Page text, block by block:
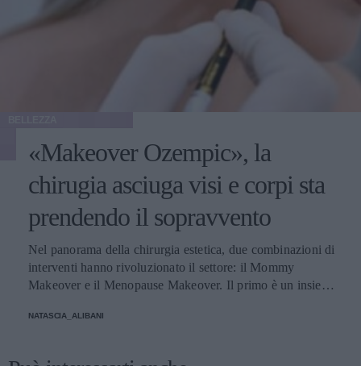
«Makeover Ozempic», la
chirugia asciuga visi e corpi sta
prendendo il sopravvento
Nel panorama della chirurgia estetica, due combinazioni di
interventi hanno rivoluzionato il settore: il Mommy
Makeover e il Menopause Makeover. Il primo è un insieme
donne a recuperare la forma fisica e l'aspetto che avevano
NATASCIA_ALIBANI